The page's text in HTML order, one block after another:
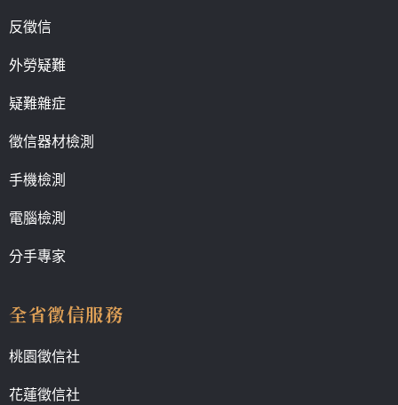
反徵信
外勞疑難
疑難雜症
徵信器材檢測
手機檢測
電腦檢測
分手專家
全省徵信服務
桃園徵信社
花蓮徵信社